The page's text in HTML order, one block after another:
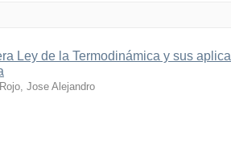
Ley de la Termodinámica y sus
Jose Alejandro